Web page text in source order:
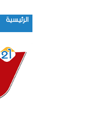
الرئيسية